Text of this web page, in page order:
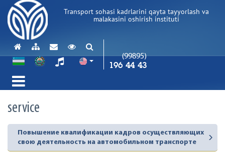
Transport sohasi kadrlarini qayta tayyorlash va
malakasini oshirish instituti
(99895)
196 44 43
service
Повышение квалификации кадров осуществляющих
свою деятельность на автомобильном транспорте